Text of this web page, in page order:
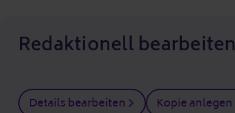
Redaktionell bearbeiten
Details bearbeiten Kopie anlegen